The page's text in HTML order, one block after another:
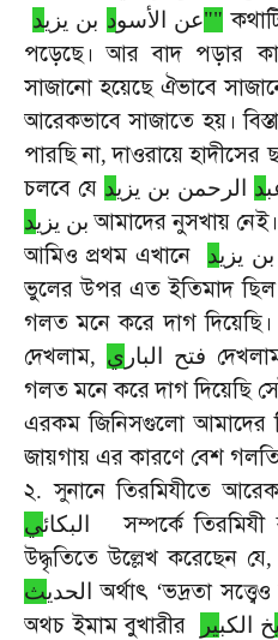
عن الأسود بن يزي د""
পড়েছে। আর বাদ পড়ার
সাজানো হয়েছে ঐভাবে
আরেকভাবে সাজাতে হয়।
পারছি না,দাওরায়ে হাদীসের
চলবে যে د الرحمن بن يزيد
بن يزيد আমাদের নুসখায় নেই।
আমিও প্রথম এখানে بن يزيد
ভুলের উপর এত ইতিমাদ ছিল
গলত মনে করে দাগ দিয়েছি।
দেখলাম, فتح البار ي
গলত মনে করে দাগ দিয়েছি
এরকম জিনিসগুলো আমাদের
জায়গায় এর কারণে বেশ
২.সুনানে তিরমিযীতে
البكائي সম্পর্কে তিরমিযী
উদ্ধৃতিতে উল্লেখ করেছেন যে,
الحديث অর্থাৎ ‘ভদ্রতা সত্ত্বেও
অথচ ইমাম বুখারীর يخ الكبير